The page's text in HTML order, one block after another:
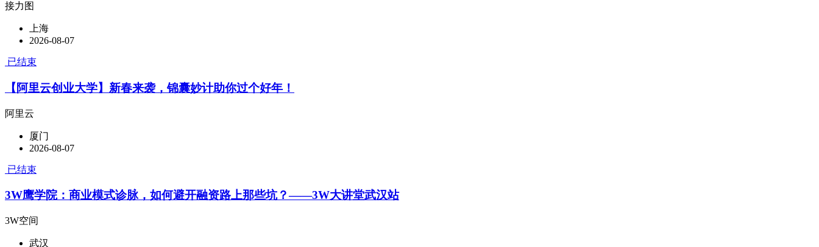
接力图
上海
2026-08-07
已结束
【阿里云创业大学】新春来袭，锦囊妙计助你过个好年！
阿里云
厦门
2026-08-07
已结束
3W鹰学院：商业模式诊脉，如何避开融资路上那些坑？——3W大讲堂武汉站
3W空间
武汉